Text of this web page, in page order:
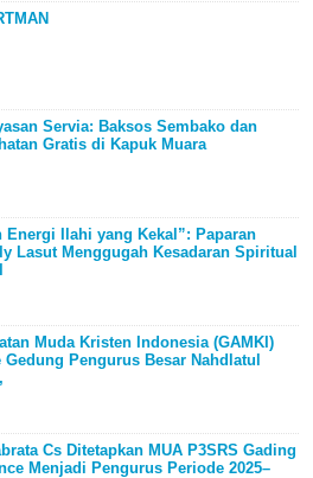
Servia: Baksos Sembako dan
Gratis di Kapuk Muara
Energi Ilahi yang Kekal”: Paparan
Lasut Menggugah Kesadaran Spiritual
Muda Kristen Indonesia (GAMKI)
Pengurus Besar Nahdlatul
Cs Ditetapkan MUA P3SRS Gading
Menjadi Pengurus Periode 2025–